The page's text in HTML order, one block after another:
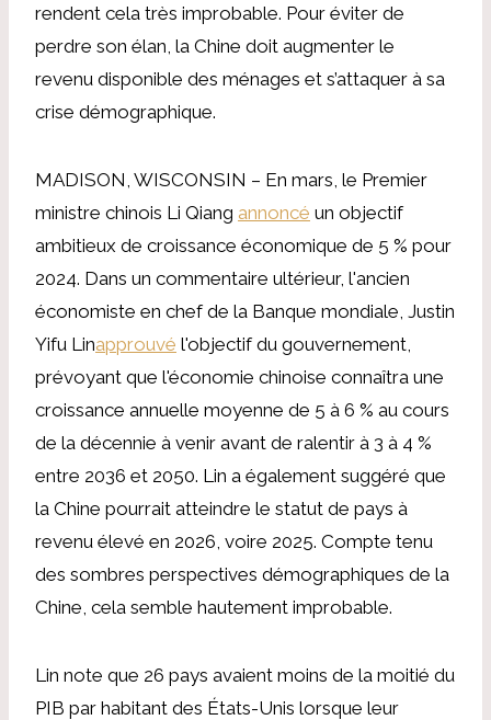
rendent cela très improbable. Pour éviter de
perdre son élan, la Chine doit augmenter le
revenu disponible des ménages et s’attaquer à sa
crise démographique.
MADISON, WISCONSIN – En mars, le Premier
ministre chinois Li Qiang annoncé un objectif
ambitieux de croissance économique de 5 % pour
2024. Dans un commentaire ultérieur, l'ancien
économiste en chef de la Banque mondiale, Justin
Yifu Linapprouvé l'objectif du gouvernement,
prévoyant que l'économie chinoise connaîtra une
croissance annuelle moyenne de 5 à 6 % au cours
de la décennie à venir avant de ralentir à 3 à 4 %
entre 2036 et 2050. Lin a également suggéré que
la Chine pourrait atteindre le statut de pays à
revenu élevé en 2026, voire 2025. Compte tenu
des sombres perspectives démographiques de la
Chine, cela semble hautement improbable.
Lin note que 26 pays avaient moins de la moitié du
PIB par habitant des États-Unis lorsque leur